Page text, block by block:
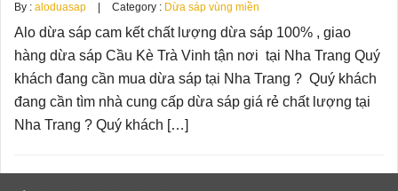
By : aloduasap Category : Dừa sáp vùng miền
Alo dừa sáp cam kết chất lượng dừa sáp 100% , giao
hàng dừa sáp Cầu Kè Trà Vinh tận nơi tại Nha Trang Quý
khách đang cần mua dừa sáp tại Nha Trang ? Quý khách
đang cần tìm nhà cung cấp dừa sáp giá rẻ chất lượng tại
Nha Trang ? Quý khách […]